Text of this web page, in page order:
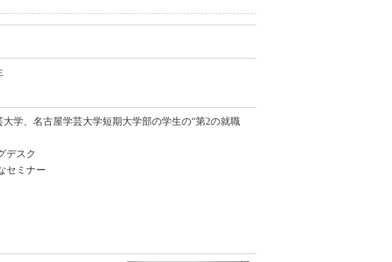
学、名古屋学芸大学短期大学部の学生の“第2の就職
デスク
セミナー